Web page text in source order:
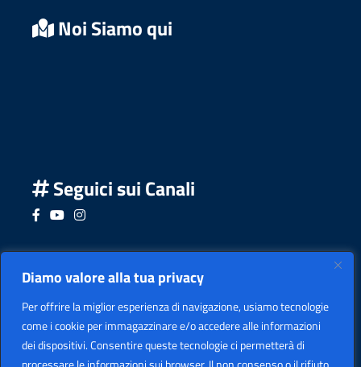
Diamo valore alla tua privacy
Per offrire la miglior esperienza di navigazione, usiamo tecnologie
come i cookie per immagazzinare e/o accedere alle informazioni
dei dispositivi. Consentire queste tecnologie ci permetterà di
Noi Siamo qui
Seguici sui Canali
Seguici su Facebook
Seguici su YouTube
Seguici su Instagram